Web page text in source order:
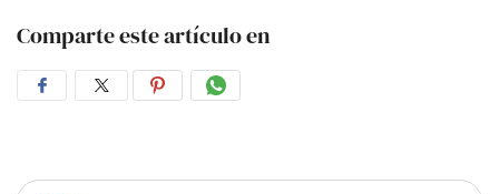
Comparte este artículo en
CompartirCompartirCompartirCompartir